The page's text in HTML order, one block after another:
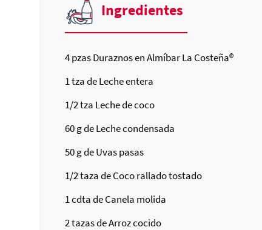
Ingredientes
4pzas Duraznos en AlmíbarLa Costeña®
1tza de Leche entera
1/2tza Leche de coco
60g de Leche condensada
50g de Uvas pasas
1/2taza de Coco rallado tostado
1cdta de Canela molida
2tazas de Arroz cocido